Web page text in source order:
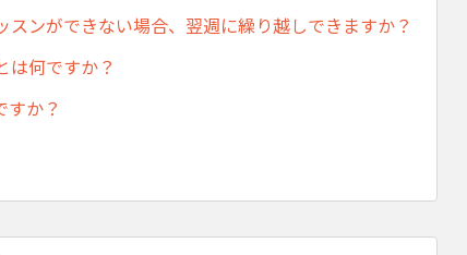
スンができない場合、翌週に繰り越しできますか？
は何ですか？
すか？